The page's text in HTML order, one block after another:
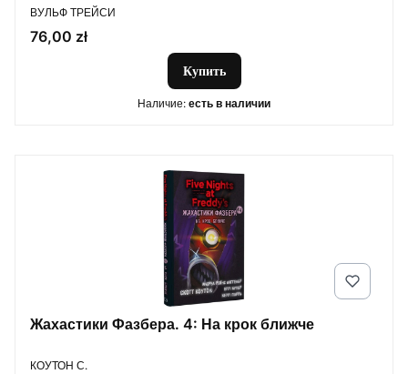
ПРОИЗВОДИТЕЛЬ
ВУЛЬФ ТРЕЙСИ
Цена
76,00 zł
Купить
Наличие: есть в наличии
Жахастики Фазбера. 4: На крок ближче
ПРОИЗВОДИТЕЛЬ
КОУТОН С.